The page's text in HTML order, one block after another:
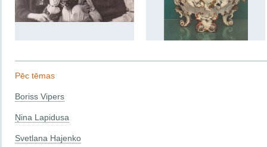
Pēc tēmas
Boriss Vipers
Ņina Lapidusa
Svetlana Hajenko